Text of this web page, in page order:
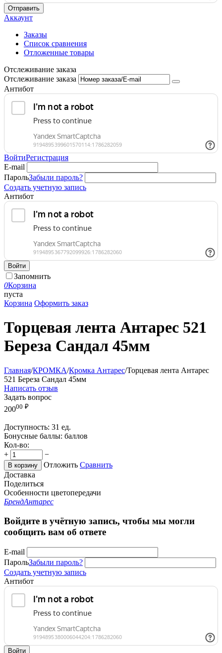
Отправить
Аккаунт
Заказы
Список сравнения
Отложенные товары
Отслеживание заказа
Отслеживание заказа
Антибот
ВойтиРегистрация
E-mail
ПарольЗабыли пароль?
Создать учетную запись
Антибот
Войти
Запомнить
0Корзина
пуста
Корзина Оформить заказ
Торцевая лента Антарес 521
Береза Сандал 45мм
Главная/КРОМКА/Кромка Антарес/Торцевая лента Антарес
521 Береза Сандал 45мм
Написать отзыв
Задать вопрос
20000 ₽
Доступность: 31 ед.
Бонусные баллы: баллов
Кол-во:
+
−
В корзину Отложить Сравнить
Доставка
Поделиться
Особенности цветопередачи
БрендАнтарес
Войдите в учётную запись, чтобы мы могли
сообщить вам об ответе
E-mail
ПарольЗабыли пароль?
Создать учетную запись
Антибот
Войти